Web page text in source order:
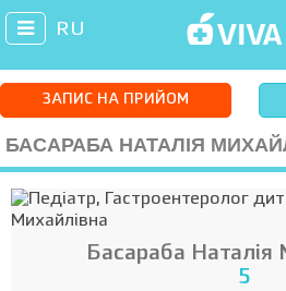
RU
ЗАПИС НА ПРИЙОМ
БАСАРАБА НАТАЛІЯ
Басараба Наталія
5